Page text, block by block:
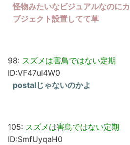
怪物みたいなビジュアルなのに
ブジェクト設置してて草
98: スズメは害鳥ではない定期
ID:VF47ul4W0
postalじゃないのかよ
105: スズメは害鳥ではない定期
ID:SmfUyqaH0